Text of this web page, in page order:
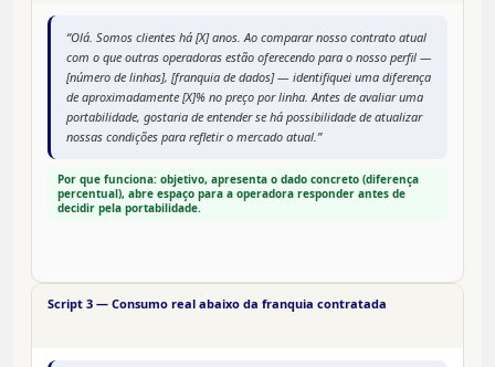
“Olá. Somos clientes há [X] anos. Ao comparar nosso contrato atual
com o que outras operadoras estão oferecendo para o nosso perfil —
[número de linhas], [franquia de dados] — identifiquei uma diferença
de aproximadamente [X]% no preço por linha. Antes de avaliar uma
portabilidade, gostaria de entender se há possibilidade de atualizar
nossas condições para refletir o mercado atual.”
Por que funciona: objetivo, apresenta o dado concreto (diferença
percentual), abre espaço para a operadora responder antes de
decidir pela portabilidade.
Script 3 — Consumo real abaixo da franquia contratada